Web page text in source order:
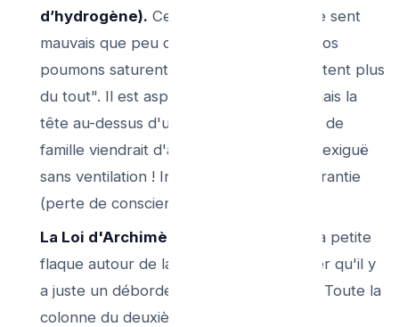
d’hydrogène). Ce gaz d'œuf putride ne sent
mauvais que peu de temps ! Très vite : vos
poumons saturent l'olfactif et "ne le sentent plus
du tout". Il est asphictiant. Ne restez jamais la
tête au-dessus d'une plaque qu’un père de
famille viendrait d'arracher dans la cave exiguë
sans ventilation ! Intoxication violente garantie
(perte de conscience).
La Loi d'Archimède Pressionnelle :
La petite
flaque autour de la taque laisse supposer qu'il y
a juste un débordement discret : FAUX ! Toute la
colonne du deuxième et du 3eme étage